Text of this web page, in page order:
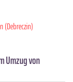
(Debreczin)
Umzug von